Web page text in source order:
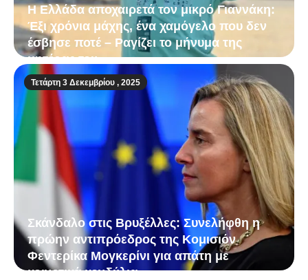
Η Ελλάδα αποχαιρετά τον μικρό Γιαννάκη:
Έξι χρόνια μάχης, ένα χαμόγελο που δεν
έσβησε ποτέ – Ραγίζει το μήνυμα της
μητέρας του
Τετάρτη 3 Δεκεμβρίου , 2025
Σκάνδαλο στις Βρυξέλλες: Συνελήφθη η
πρώην αντιπρόεδρος της Κομισιόν
Φεντερίκα Μογκερίνι για απάτη με
κοινοτικά κονδύλια